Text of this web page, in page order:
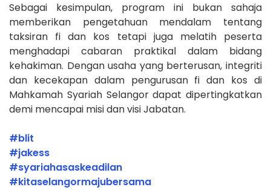
Sebagai kesimpulan, program ini bukan sahaja
memberikan pengetahuan mendalam tentang
taksiran fi dan kos tetapi juga melatih peserta
menghadapi cabaran praktikal dalam bidang
kehakiman. Dengan usaha yang berterusan, integriti
dan kecekapan dalam pengurusan fi dan kos di
Mahkamah Syariah Selangor dapat dipertingkatkan
demi mencapai misi dan visi Jabatan.
#blit
#jakess
#syariahasaskeadilan
#kitaselangormajubersama